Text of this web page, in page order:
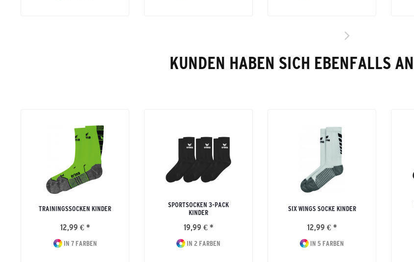
KUNDEN HABEN SICH EBENFALLS
TRAININGSSOCKEN KINDER
12,99 € *
IN 7 FARBEN
SPORTSOCKEN 3-PACK
KINDER
19,99 € *
IN 2 FARBEN
SIX WINGS SOCKE KINDER
12,99 € *
IN 5 FARBEN